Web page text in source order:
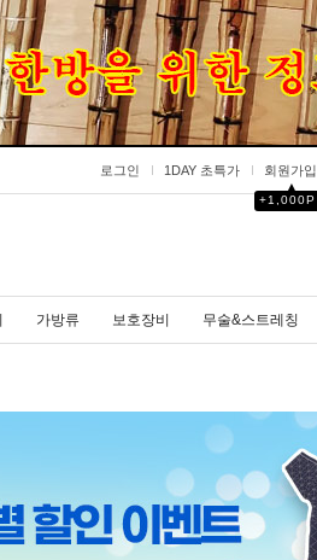
로그인 1DAY 초특가 회원가입
▲
+1,000P
가방류 보호장비 무술&스트레칭